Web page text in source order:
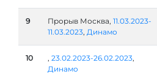
9 Прорыв Москва, 11.03.2023-
11.03.2023, Динамо
10 , 23.02.2023-26.02.2023,
Динамо